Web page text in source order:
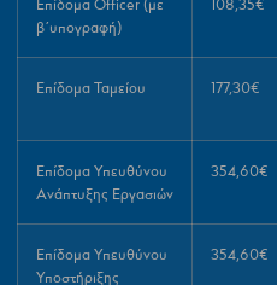
Επίδομα Officer (με
β΄υπογραφή)
108,35€
Επίδομα Ταμείου 177,30€
Επίδομα Υπευθύνου
Ανάπτυξης Εργασιών
354,60€
Επίδομα Υπευθύνου
Υποστήριξης
354,60€